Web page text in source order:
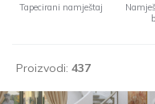
Tapecirani namještaj
Proizvodi: 437